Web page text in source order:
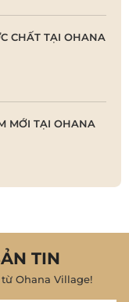
CHẤT TẠI OHANA
MỚI TẠI OHANA
TIN
Ohana Village!